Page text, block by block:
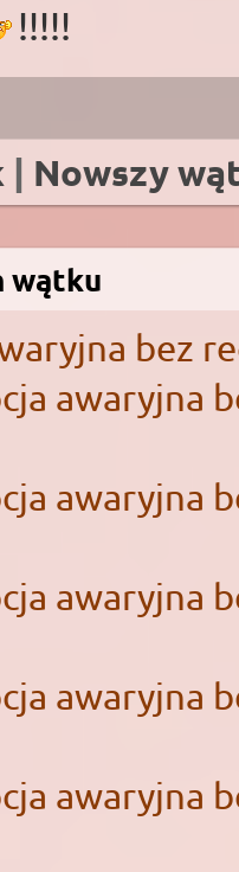
!!!!!
| Nowszy
wątku
bez
awaryjna
awaryjna
awaryjna
awaryjna
awaryjna